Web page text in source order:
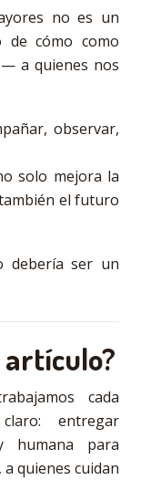
no es un
de cómo como
a quienes nos
observar,
solo mejora la
el futuro
debería ser un
cada
entregar
humana para
quienes cuidan